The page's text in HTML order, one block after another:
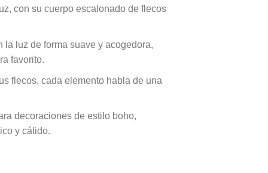
con su cuerpo escalonado de flecos
la luz de forma suave y acogedora,
favorito.
flecos, cada elemento habla de una
decoraciones de estilo boho,
y cálido.